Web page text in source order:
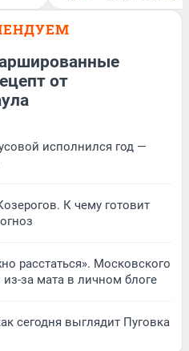
от
исполнился год —
К чему готовит
расстаться». Московского
за мата в личном блоге
сегодня выглядит Пуговка